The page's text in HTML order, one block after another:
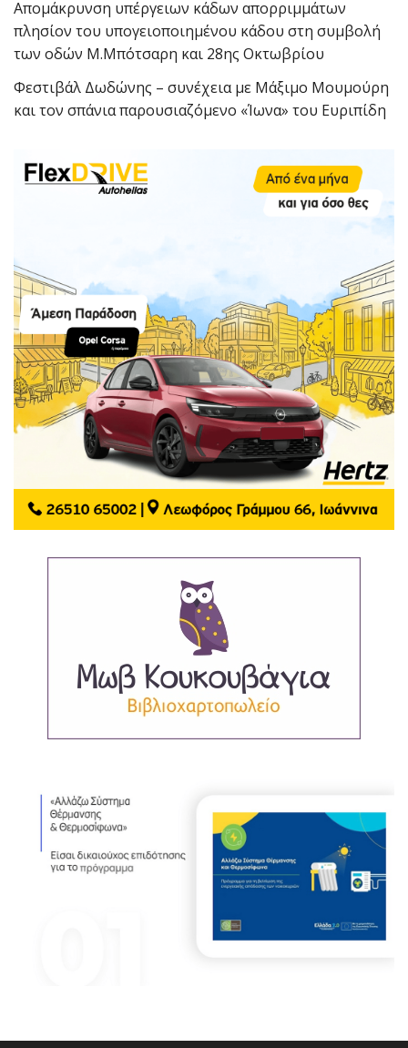
Απομάκρυνση υπέργειων κάδων απορριμμάτων
πλησίον του υπογειοποιημένου κάδου στη συμβολή
των οδών Μ.Μπότσαρη και 28ης Οκτωβρίου
Φεστιβάλ Δωδώνης – συνέχεια με Μάξιμο Μουμούρη
και τον σπάνια παρουσιαζόμενο «Ίωνα» του Ευριπίδη